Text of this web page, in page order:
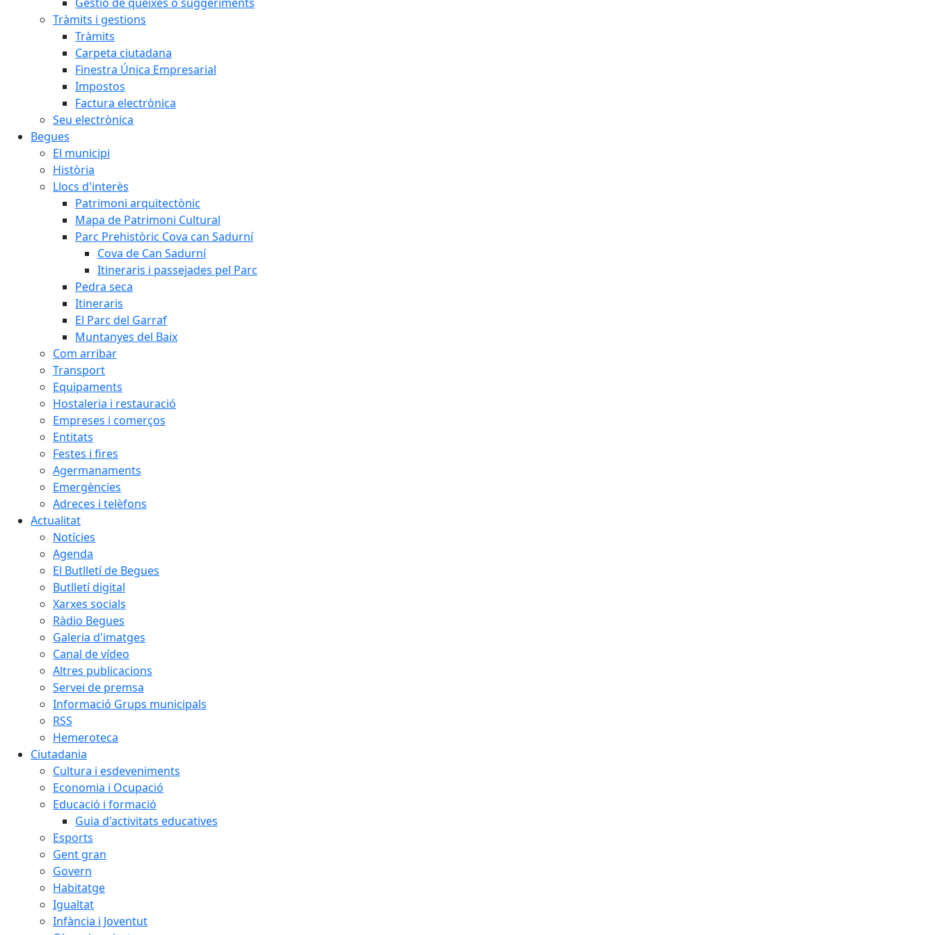
Tràmits i gestions
Tràmits
Carpeta ciutadana
Finestra Única Empresarial
Impostos
Factura electrònica
Seu electrònica
Begues
El municipi
Història
Llocs d'interès
Patrimoni arquitectònic
Mapa de Patrimoni Cultural
Parc Prehistòric Cova can Sadurní
Cova de Can Sadurní
Itineraris i passejades pel Parc
Pedra seca
Itineraris
El Parc del Garraf
Muntanyes del Baix
Com arribar
Transport
Equipaments
Hostaleria i restauració
Empreses i comerços
Entitats
Festes i fires
Agermanaments
Emergències
Adreces i telèfons
Actualitat
Notícies
Agenda
El Butlletí de Begues
Butlletí digital
Xarxes socials
Ràdio Begues
Galeria d'imatges
Canal de vídeo
Altres publicacions
Servei de premsa
Informació Grups municipals
RSS
Hemeroteca
Ciutadania
Cultura i esdeveniments
Economia i Ocupació
Educació i formació
Guia d'activitats educatives
Esports
Gent gran
Govern
Habitatge
Igualtat
Infància i Joventut